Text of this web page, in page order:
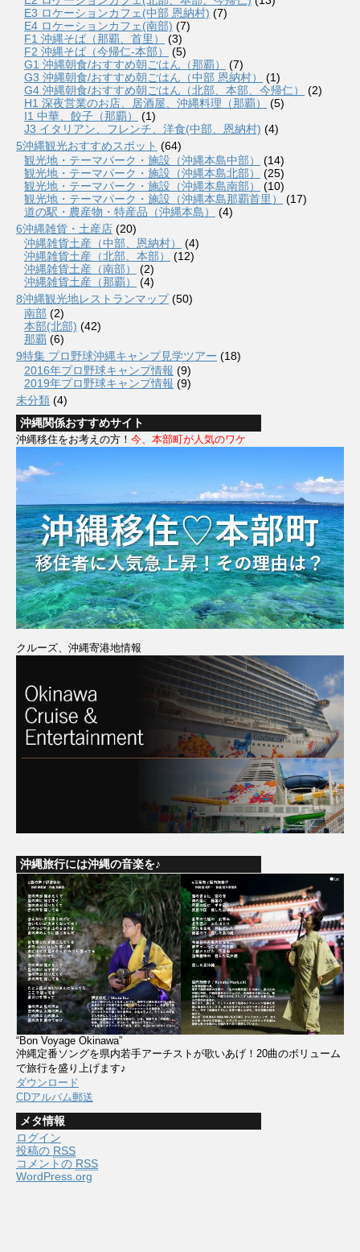
E3 ロケーションカフェ(中部 恩納村) (7)
E4 ロケーションカフェ(南部) (7)
F1 沖縄そば（那覇、首里）
(3)
F2 沖縄そば（今帰仁-本部）
(5)
G1 沖縄朝食/おすすめ朝ごはん（那覇）
(7)
G3 沖縄朝食/おすすめ朝ごはん（中部 恩納村）
(1)
G4 沖縄朝食/おすすめ朝ごはん（北部、本部、今帰仁）
(2)
H1 深夜営業のお店、居酒屋、沖縄料理（那覇）
(5)
I1 中華、餃子（那覇）
(1)
J3 イタリアン、フレンチ、洋食(中部、恩納村) (4)
5沖縄観光おすすめスポット (64)
観光地・テーマパーク・施設（沖縄本島中部）
(14)
観光地・テーマパーク・施設（沖縄本島北部）
(25)
観光地・テーマパーク・施設（沖縄本島南部）
(10)
観光地・テーマパーク・施設（沖縄本島那覇首里）
(17)
道の駅・農産物・特産品（沖縄本島）
(4)
6沖縄雑貨・土産店 (20)
沖縄雑貨土産（中部、恩納村）
(4)
沖縄雑貨土産（北部、本部）
(12)
沖縄雑貨土産（南部）
(2)
沖縄雑貨土産（那覇）
(4)
8沖縄観光地レストランマップ(50)
南部 (2)
本部(北部) (42)
那覇 (6)
9特集 プロ野球沖縄キャンプ見学ツアー (18)
2016年プロ野球キャンプ情報 (9)
2019年プロ野球キャンプ情報 (9)
未分類 (4)
沖縄関係おすすめサイト
沖縄移住をお考えの方！ 今、本部町が人気のワケ
クルーズ、沖縄寄港地情報
沖縄旅行には沖縄の音楽を♪
“Bon Voyage Okinawa”
沖縄定番ソングを県内若手アーチストが歌いあげ！20曲のボリューム
で旅行を盛り上げます♪
ダウンロード
CDアルバム郵送
メタ情報
ログイン
投稿の RSS
コメントの RSS
WordPress.org